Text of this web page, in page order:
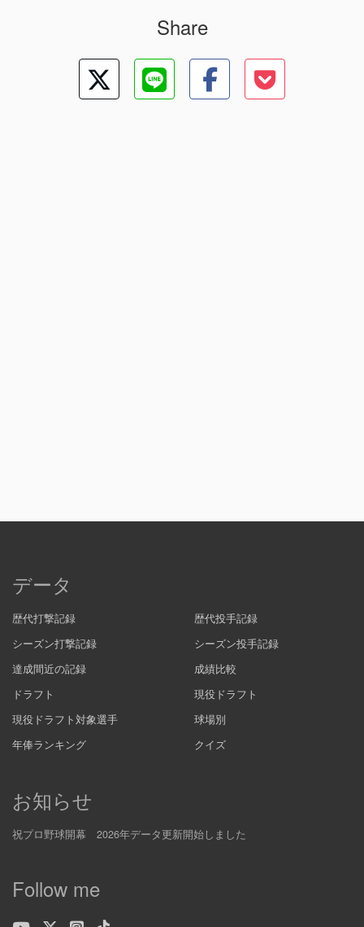
Share
データ
歴代打撃記録
歴代投手記録
シーズン打撃記録
シーズン投手記録
達成間近の記録
成績比較
ドラフト
現役ドラフト
現役ドラフト対象選手
球場別
年俸ランキング
クイズ
お知らせ
祝プロ野球開幕 2026年データ更新開始しました
Follow me